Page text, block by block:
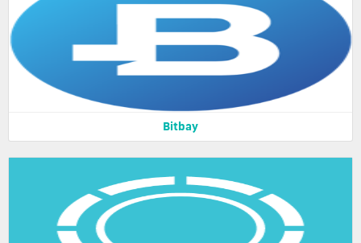
Bitbay